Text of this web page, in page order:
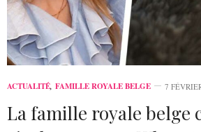
ACTUALITÉ, FAMILLE ROYALE BELGE 7
La famille royale belge